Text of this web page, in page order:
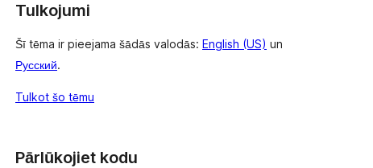
Tulkojumi
Šī tēma ir pieejama šādās valodās: English (US) un
Русский.
Tulkot šo tēmu
Pārlūkojiet kodu